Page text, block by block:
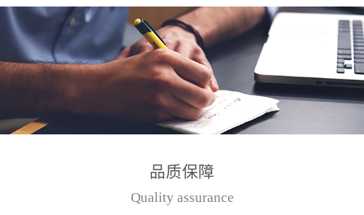
期。有些文章到最后因为重复率
偏高、...
品质保障
Quality assurance